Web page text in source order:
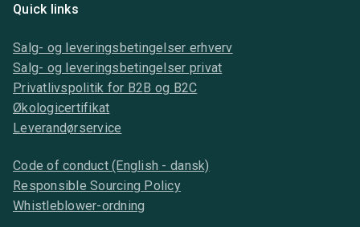
Quick links
Salg- og leveringsbetingelser erhverv
Salg- og leveringsbetingelser privat
Privatlivspolitik for B2B og B2C
Økologicertifikat
Leverandørservice
Code of conduct (English - dansk)
Responsible Sourcing Policy
Whistleblower-ordning